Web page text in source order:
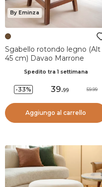
By Eminza
Sgabello rotondo legno (Alt
45 cm) Davao Marrone
Spedito tra 1 settimana
-33% 39.99 59.99
Aggiungo al carrello